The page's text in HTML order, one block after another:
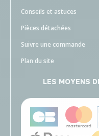
Conseils et astuces
Pièces détachées
Suivre une commande
Plan du site
LES MOYENS